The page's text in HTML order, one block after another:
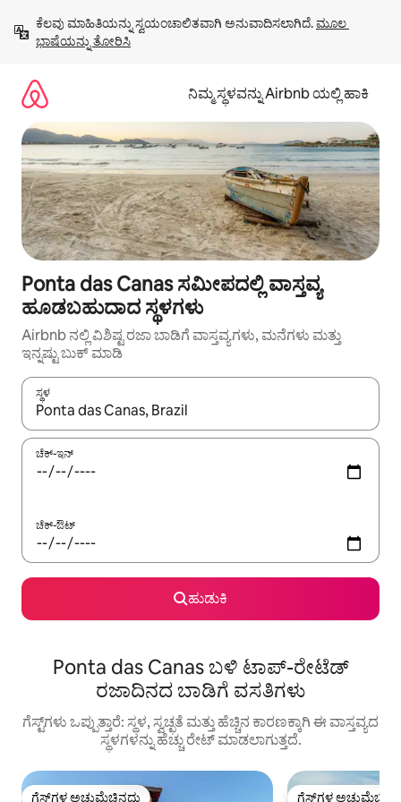
ಹೋಗಿ
ಕೆಲವು ಮಾಹಿತಿಯನ್ನು ಸ್ವಯಂಚಾಲಿತವಾಗಿ ಅನುವಾದಿಸಲಾಗಿದೆ. ಮೂಲ
ಭಾಷೆಯನ್ನು ತೋರಿಸಿ
ನಿಮ್ಮ ಸ್ಥಳವನ್ನು Airbnb ಯಲ್ಲಿ ಹಾಕಿ
Ponta das Canas ಸಮೀಪದಲ್ಲಿ ವಾಸ್ತವ್ಯ
ಹೂಡಬಹುದಾದ ಸ್ಥಳಗಳು
Airbnb ನಲ್ಲಿ ವಿಶಿಷ್ಟ ರಜಾ ಬಾಡಿಗೆ ವಾಸ್ತವ್ಯಗಳು, ಮನೆಗಳು ಮತ್ತು
ಇನ್ನಷ್ಟು ಬುಕ್ ಮಾಡಿ
ಸ್ಥಳ
ಫಲಿತಾಂಶಗಳು ಲಭ್ಯವಿರುವಾಗ, ಅಪ್ ಮತ್ತು ಡೌನ್ ಬಾಣದ ಕೀಲಿಗಳೊಂದಿಗೆ
ಚೆಕ್-ಇನ್
ಚೆಕ್-ಔಟ್
ಹುಡುಕಿ
Ponta das Canas ಬಳಿ ಟಾಪ್-ರೇಟೆಡ್
ರಜಾದಿನದ ಬಾಡಿಗೆ ವಸತಿಗಳು
ಗೆಸ್ಟ್‌ಗಳು ಒಪ್ಪುತ್ತಾರೆ: ಸ್ಥಳ, ಸ್ವಚ್ಛತೆ ಮತ್ತು ಹೆಚ್ಚಿನ ಕಾರಣಕ್ಕಾಗಿ ಈ ವಾಸ್ತವ್ಯದ
ಸ್ಥಳಗಳನ್ನು ಹೆಚ್ಚು ರೇಟ್ ಮಾಡಲಾಗುತ್ತದೆ.
ಗೆಸ್ಟ್‌ಗಳ ಅಚ್ಚುಮೆಚ್ಚಿನದು ಗೆಸ್ಟ್‌ಗಳ